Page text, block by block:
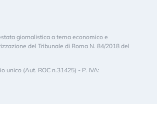
giornalistica a tema economico e
del Tribunale di Roma N. 84/2018 del
unico (Aut. ROC n.31425) - P. IVA: